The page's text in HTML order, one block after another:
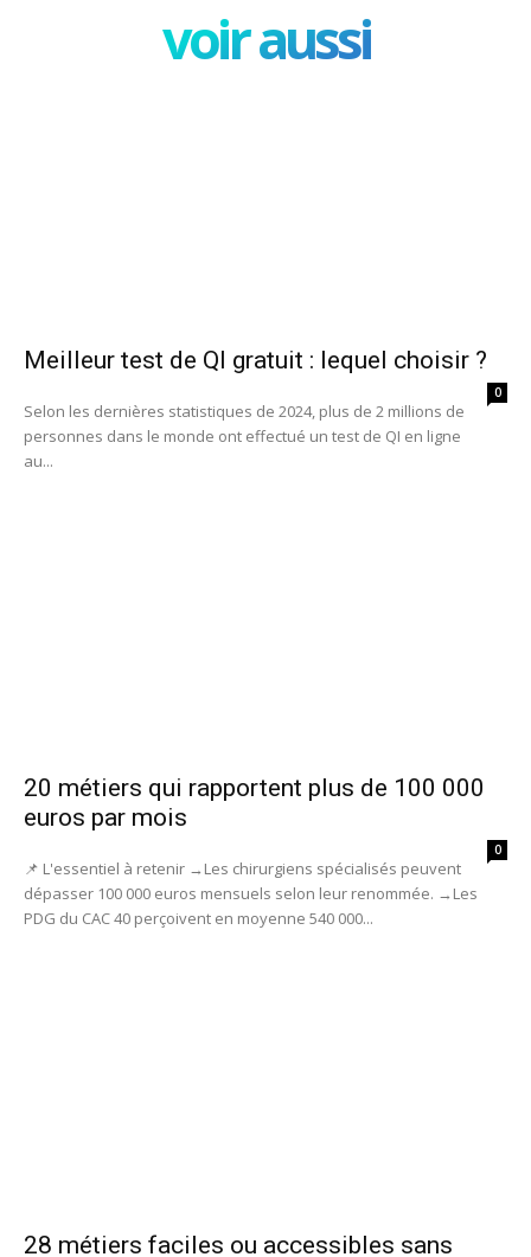
voir aussi
Meilleur test de QI gratuit : lequel choisir ?
0
Selon les dernières statistiques de 2024, plus de 2 millions de
personnes dans le monde ont effectué un test de QI en ligne
au...
20 métiers qui rapportent plus de 100 000
euros par mois
0
📌 L'essentiel à retenir →Les chirurgiens spécialisés peuvent
dépasser 100 000 euros mensuels selon leur renommée. →Les
PDG du CAC 40 perçoivent en moyenne 540 000...
28 métiers faciles ou accessibles sans